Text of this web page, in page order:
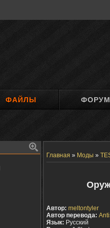
ФАЙЛЫ
Главная » Моды »
Автор: meltontyler
Автор перевода:
Язык: Русский